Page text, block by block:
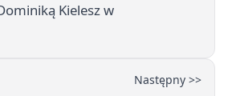
Kielesz w
Następny >>